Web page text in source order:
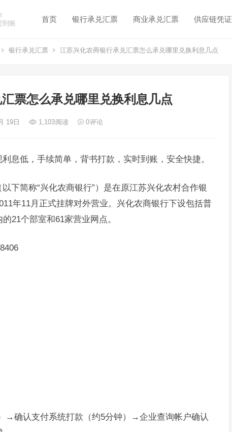
到账
首页 银行承兑汇票 商业承兑汇票 供应链凭证
银行承兑汇票 江苏兴化农商银行承兑汇票怎么承兑哪里兑换利息几点
票怎么承兑哪里兑换利息几点
19日 1,103阅读 0评论
息低，手续简单，背书打款，实时到账，安全快捷。
下简称“兴化农商银行”）是在原江苏兴化农村合作银
年11月正式挂牌对外营业。兴化农商银行下设包括普
21个部室和61家营业网点。
→确认支付系统打款（约5分钟）→企业查询帐户确认